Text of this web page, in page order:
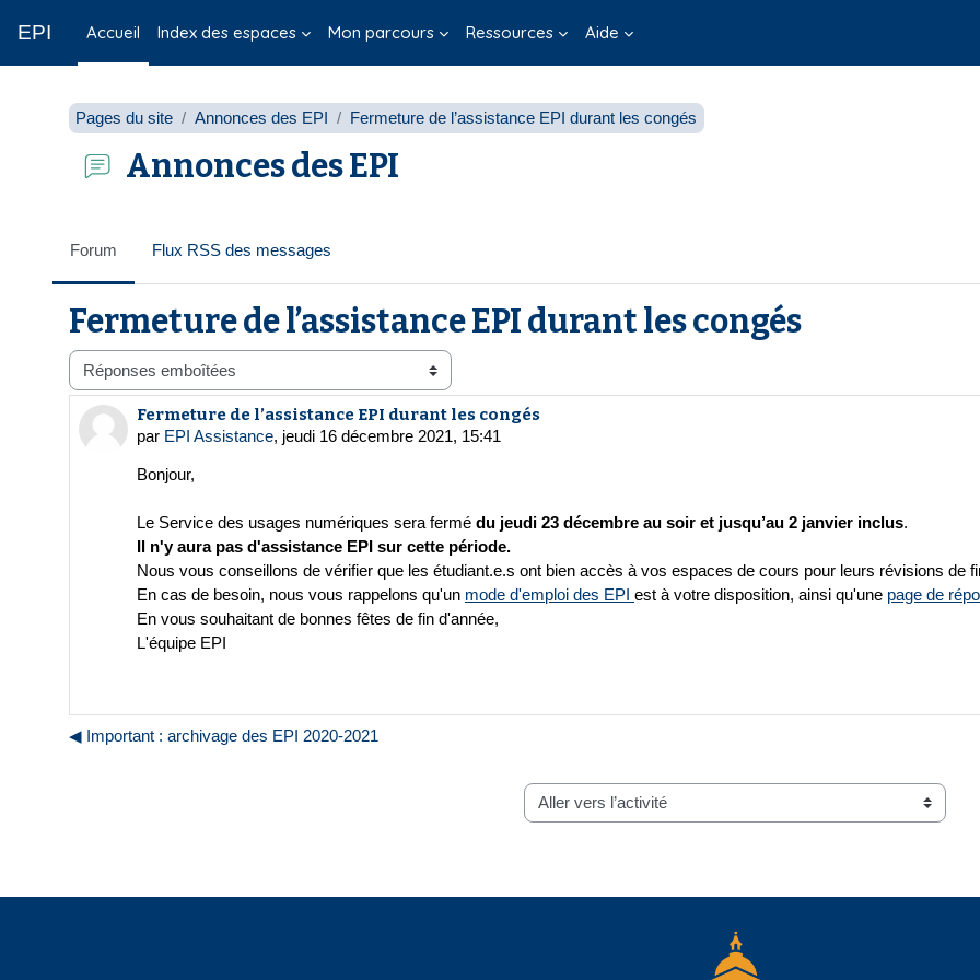
EPI Accueil Index des espaces Mon parcours Ressources Aide
Pages du site
Annonces des EPI Fermeture de l’assistance EPI durant les congés
Annonces des EPI
Forum Flux RSS des messages
Fermeture de l’assistance EPI durant les congés
Type d’affichage
Fermeture de l’assistance EPI durant les congés
par EPI Assistance, jeudi 16 décembre 2021, 15:41
Nombre de réponses : 0
Bonjour,
Le Service des usages numériques sera fermé du jeudi 23 décembre au soir et jusqu’au 2 janvier inclus.
Il n'y aura pas d'assistance EPI sur cette période.
Nous vous conseillons de vérifier que les étudiant.e.s ont bien accès à vos espaces de cours pour leurs révisions de
En cas de besoin, nous vous rappelons qu'un mode d'emploi des EPI est à votre disposition, ainsi qu'une page de
En vous souhaitant de bonnes fêtes de fin d'année,
L'équipe EPI
◀︎ Important : archivage des EPI 2020-2021
Aller vers l’activité